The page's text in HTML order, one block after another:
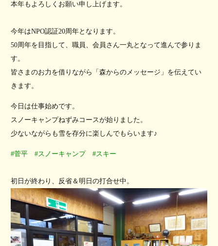
本年もよろしくお願い申し上げます。
今年はNPO認証20周年となります。
50周年を目指して、職員、会員さん一丸となって進んで参りま
す。
皆さまのお力を借りながら「森からのメッセージ」を伝えてい
きます。
今日は仕事始めです。
スノーキャンプねずみコースが始りました。
少ないながらも雪を存分に楽しんでもらいます♪
#菅平 #スノーキャンプ #スキー
初日が終わり、反省＆明日の打合せ中。